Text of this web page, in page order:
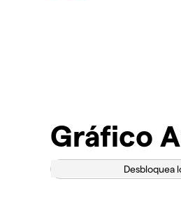
Gráfico
Desbloquea